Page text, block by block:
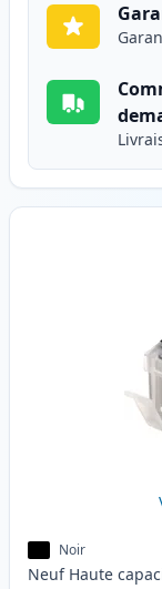
Noir
Neuf Haute